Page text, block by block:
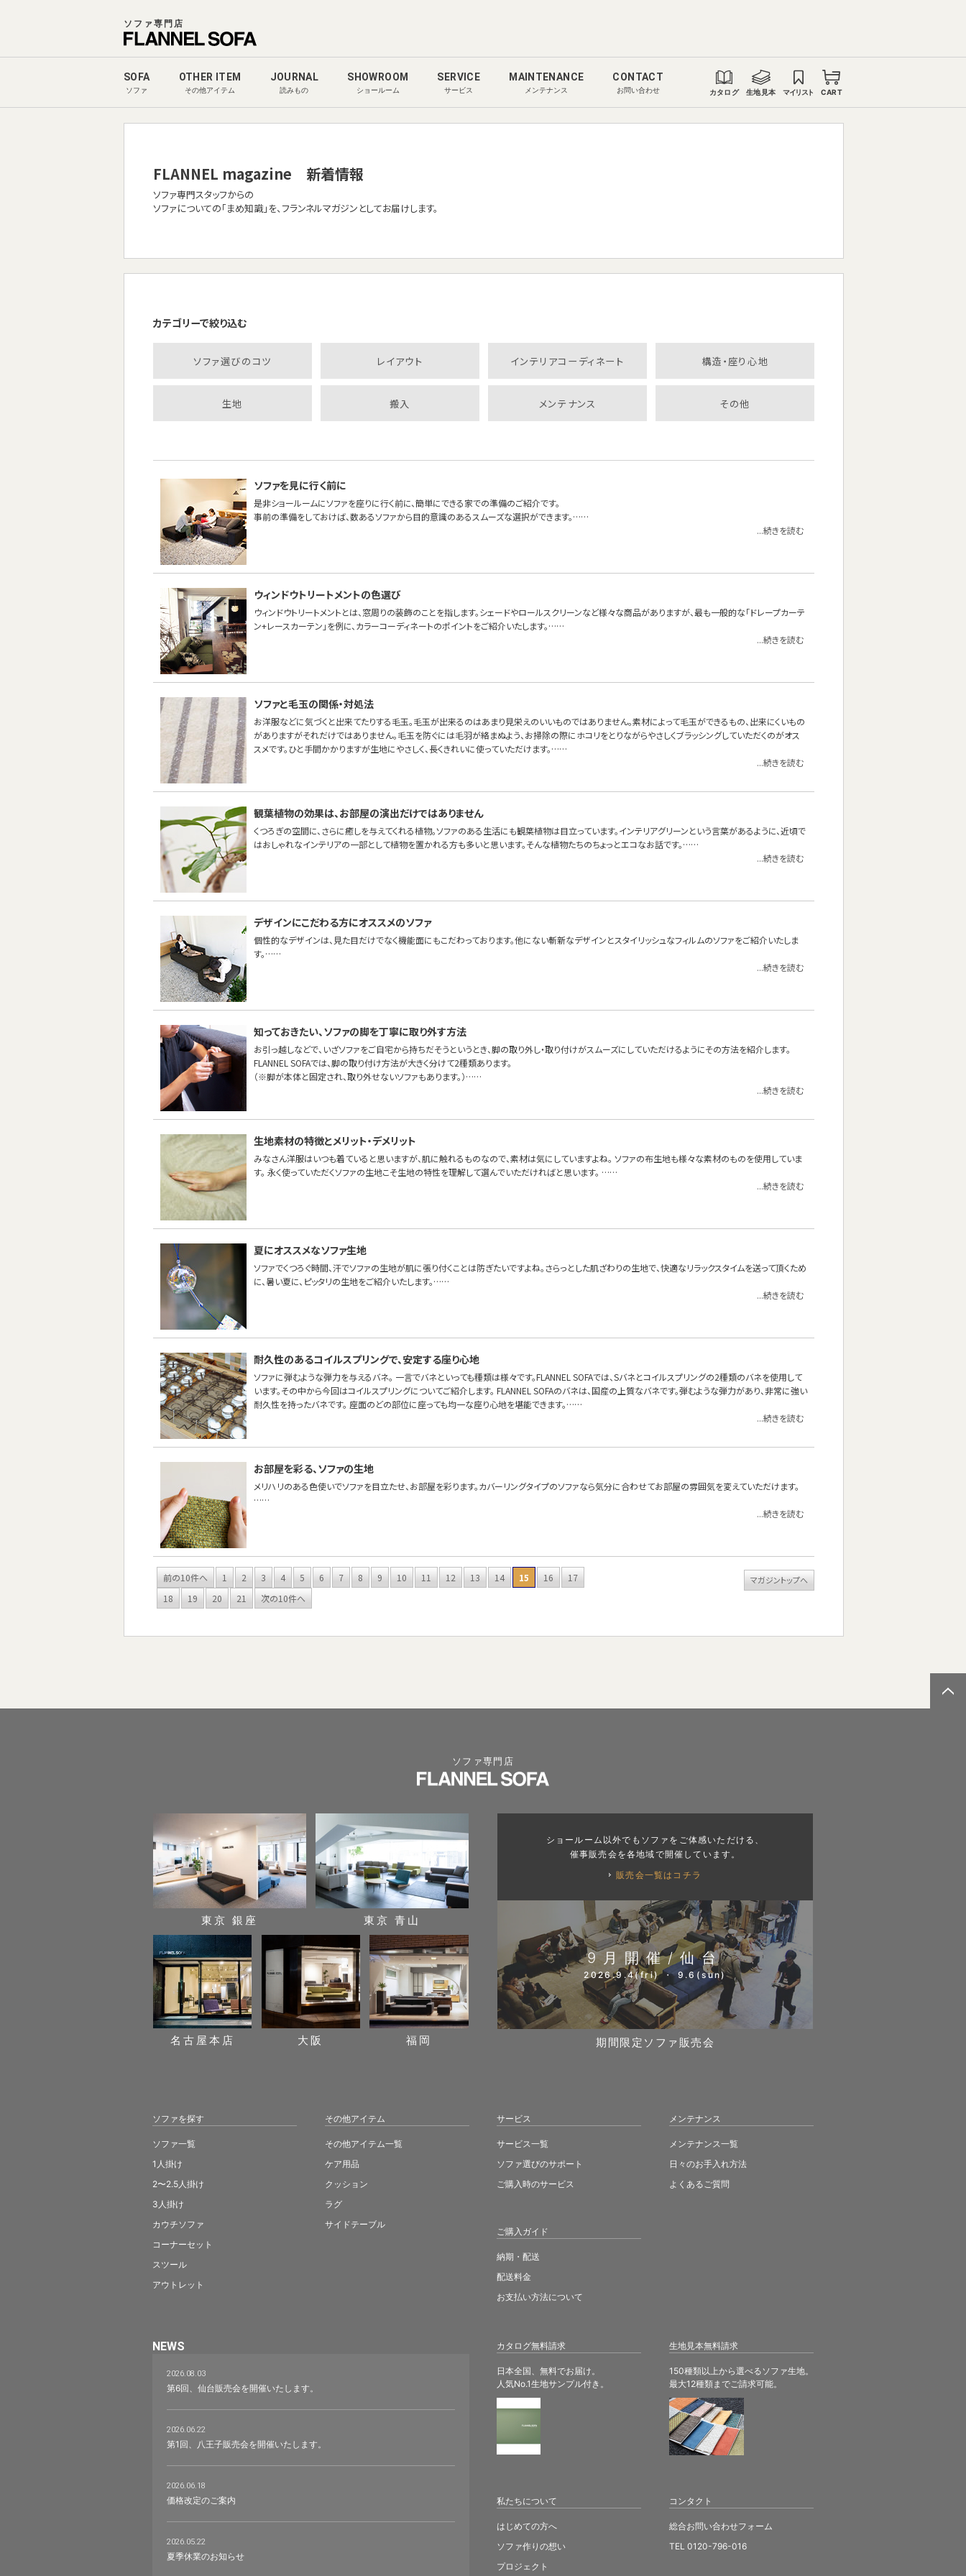
ソファ専門店
SOFA
ソファ
OTHER ITEM
その他アイテム
JOURNAL
読みもの
SHOWROOM
ショールーム
SERVICE
サービス
MAINTENANCE
メンテナンス
CONTACT
お問い合わせ カタログ 生地見本 マイリスト CART
FLANNEL magazine 新着情報
ソファ専門スタッフからの
ソファについての「まめ知識」を、フランネルマガジンとしてお届けします。
カテゴリーで絞り込む
ソファ選びのコツ レイアウト インテリアコーディネート 構造・座り心地
生地 搬入 メンテナンス その他
ソファを見に行く前に
是非ショールームにソファを座りに行く前に、簡単にできる家での準備のご紹介です。
事前の準備をしておけば、数あるソファから目的意識のあるスムーズな選択ができます。……
...続きを読む
ウィンドウトリートメントの色選び
ウィンドウトリートメントとは、窓周りの装飾のことを指します。シェードやロールスクリーンなど様々な商品がありますが、最も一般的な「ドレープカーテ
ン+レースカーテン」を例に、カラーコーディネートのポイントをご紹介いたします。……
...続きを読む
ソファと毛玉の関係・対処法
お洋服などに気づくと出来てたりする毛玉。毛玉が出来るのはあまり見栄えのいいものではありません。素材によって毛玉ができるもの、出来にくいもの
がありますがそれだけではありません。毛玉を防ぐには毛羽が絡まぬよう、お掃除の際にホコリをとりながらやさしくブラッシングしていただくのがオス
スメです。ひと手間かかりますが生地にやさしく、長くきれいに使っていただけます。……
...続きを読む
観葉植物の効果は、お部屋の演出だけではありません
くつろぎの空間に、さらに癒しを与えてくれる植物。ソファのある生活にも観葉植物は目立っています。インテリアグリーンという言葉があるように、近頃で
はおしゃれなインテリアの一部として植物を置かれる方も多いと思います。そんな植物たちのちょっとエコなお話です。……
...続きを読む
デザインにこだわる方にオススメのソファ
個性的なデザインは、見た目だけでなく機能面にもこだわっております。他にない斬新なデザインとスタイリッシュなフィルムのソファをご紹介いたしま
す。……
...続きを読む
知っておきたい、ソファの脚を丁寧に取り外す方法
お引っ越しなどで、いざソファをご自宅から持ちだそうというとき、脚の取り外し・取り付けがスムーズにしていただけるようにその方法を紹介します。
FLANNEL SOFAでは、脚の取り付け方法が大きく分けて2種類あります。
（※脚が本体と固定され、取り外せないソファもあります。）……
...続きを読む
生地素材の特徴とメリット・デメリット
みなさん洋服はいつも着ていると思いますが、肌に触れるものなので、素材は気にしていますよね。 ソファの布生地も様々な素材のものを使用していま
す。 永く使っていただくソファの生地こそ生地の特性を理解して選んでいただければと思います。 ……
...続きを読む
夏にオススメなソファ生地
ソファでくつろぐ時間、汗でソファの生地が肌に張り付くことは防ぎたいですよね。さらっとした肌ざわりの生地で、快適なリラックスタイムを送って頂くため
に、暑い夏に、ピッタリの生地をご紹介いたします。……
...続きを読む
耐久性のあるコイルスプリングで、安定する座り心地
ソファに弾むような弾力を与えるバネ。 一言でバネといっても種類は様々です。FLANNEL SOFAでは、Sバネとコイルスプリングの2種類のバネを使用して
います。その中から今回はコイルスプリングについてご紹介します。 FLANNEL SOFAのバネは、国産の上質なバネです。弾むような弾力があり、非常に強い
耐久性を持ったバネです。 座面のどの部位に座っても均一な座り心地を堪能できます。……
...続きを読む
お部屋を彩る、ソファの生地
メリハリのある色使いでソファを目立たせ、お部屋を彩ります。カバーリングタイプのソファなら気分に合わせてお部屋の雰囲気を変えていただけます。
……
...続きを読む
前の10件へ 1 2 3 4 5 6 7 8 9 10 11 12 13 14 15 16
17
18
19 20 21 次の10件へ
マガジントップへ
ソファ専門店
カタログ無料請求
日本全国、無料でお届け。
人気No.1生地サンプル付き。
生地見本無料請求
150種類以上から選べるソファ生地。
最大12種類までご請求可能。
東京 銀座 東京 青山
名古屋本店 大阪 福岡
ショールーム以外でもソファをご体感いただける、
催事販売会を各地域で開催しています。
販売会一覧はコチラ
9月開催/仙台
2026.9.4(fri) ・ 9.6(sun)
期間限定ソファ販売会
ソファを探す
ソファ一覧
1人掛け
2〜2.5人掛け
3人掛け
カウチソファ
コーナーセット
スツール
アウトレット
その他アイテム
その他アイテム一覧
ケア用品
クッション
ラグ
サイドテーブル
サービス
サービス一覧
ソファ選びのサポート
ご購入時のサービス
ご購入ガイド
納期・配送
配送料金
お支払い方法について
メンテナンス
メンテナンス一覧
日々のお手入れ方法
よくあるご質問
NEWS
2026.08.03
第6回、仙台販売会を開催いたします。
2026.06.22
第1回、八王子販売会を開催いたします。
2026.06.18
価格改定のご案内
2026.05.22
夏季休業のお知らせ
私たちについて
はじめての方へ
ソファ作りの想い
プロジェクト
コンタクト
総合お問い合わせフォーム
TEL 0120-796-016